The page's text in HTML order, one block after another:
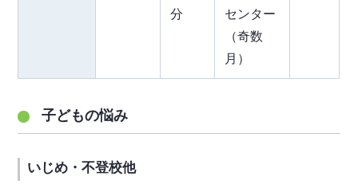
分
センター
（奇数
月）
子どもの悩み
いじめ・不登校他